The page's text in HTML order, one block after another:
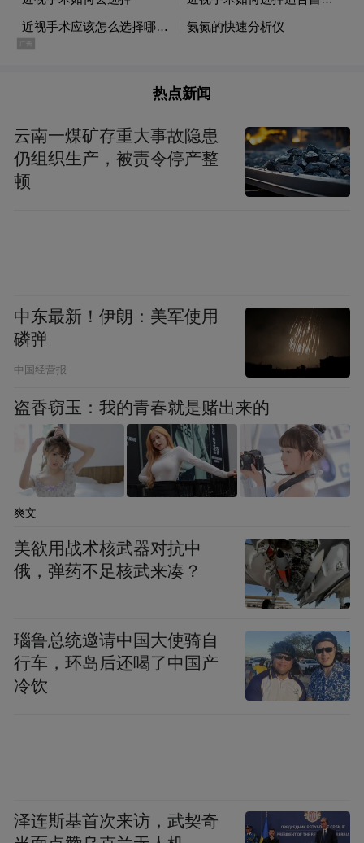
今年，国内屈光领域迎来重要升级——新一
代EVO+ ICL（V5）晶体已正式投入临床。
心改进在于光学直径增大：其光学区直径最
大可达6.1毫米，投射到角膜平面的等效光学
区直径最高达7.6毫米，能够充分适配人眼夜
间自然散大的6至7毫米瞳孔，从而从根源上
质量的显著提升。对于有夜间驾驶需求、频
繁夜间用眼或对视觉质量有高标准的患者，
V5晶体是更优选择。目前，眼科医院已经成
熟开展。
度数低≠视力好：手术核心是提升视觉质量
徐英男主任纠正了一个常见误区：“近视度数
低并不等于视力好，两者之间没有直接的换
算关系。”例如，一名近视仅75度，视力却可
能只有0.5甚至更差，已影响工作、学习、运
动和日常生活，同样可考虑手术矫正。
她解释，近视度数是验光得出的客观屈光数
据，而视力是人体视觉分辨能力的主观体
热点新闻
云南一煤矿存重大事故隐患
仍组织生产，被责令停产整
顿
中东最新！伊朗：美军使用
磷弹
中国经营报
盗香窃玉：我的青春就是赌出来的
爽文
美欲用战术核武器对抗中
俄，弹药不足核武来凑？
瑙鲁总统邀请中国大使骑自
行车，环岛后还喝了中国产
冷饮
泽连斯基首次来访，武契奇